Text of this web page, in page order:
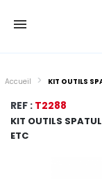
Accueil KIT OUTILS
REF : T2288
KIT OUTILS
ETC